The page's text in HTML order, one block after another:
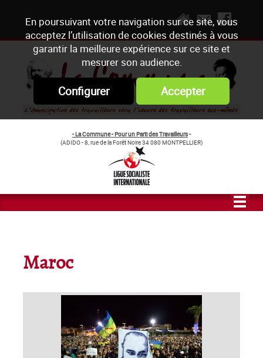
En poursuivant votre navigation sur ce site, vous
acceptez l’utilisation de cookies destinés à vous
garantir la meilleure expérience sur ce site et
mesurer son audience.
Configurer Accepter
- La Commune - Pour un Parti des Travailleurs-
(ADIDO - 8, rue de la Forêt Noire 34 080 MONTPELLIER)
Maroc